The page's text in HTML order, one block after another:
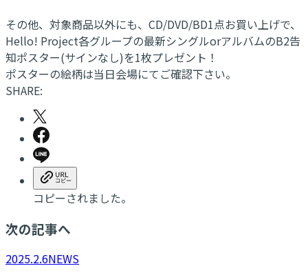
その他、対象商品以外にも、CD/DVD/BD1点お買い上げで、
Hello! Project各グループの最新シングルorアルバムのB2告
知ポスター(サインなし)を1枚プレゼント！
ポスターの絵柄は当日会場にてご確認下さい。
SHARE:
コピーされました。
次の記事へ
2025.2.6NEWS